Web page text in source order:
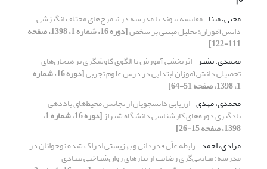
محبی، مینا مقایسه پیوند با مدرسه در نیمرخ‌های مختلف انگیزشی
دانش‌آموزان: تحلیل مبتنی بر شخص [دوره 16، شماره 1، 1398، صفحه
111-122]
محمدی، بشیر اثربخشی آموزش با الگوی کاوشگری بر هیجان‌های
تحصیلی دانش‌آموزان ابتدایی در درس علوم تجربی [دوره 16، شماره
1، 1398، صفحه 51-64]
محمدی، مهدی ارزیابی دانشجویان از تجانس محیط‌های یاددهی -
یادگیری دوره‌های کارشناسی دانشگاه شیراز [دوره 16، شماره 1،
1398، صفحه 15-26]
مرادی، احمد رابطه علّی قدردانی و بهزیستی ادراک شده نوجوانان در
مدرسه؛ میانجی‌گری رضایت از نیازهای روان‌شناختی بنیادی